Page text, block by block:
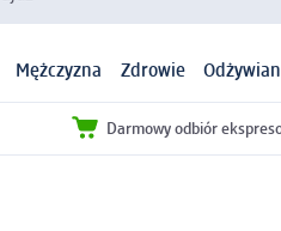
Mężczyzna Zdrowie
Darmowy odbiór